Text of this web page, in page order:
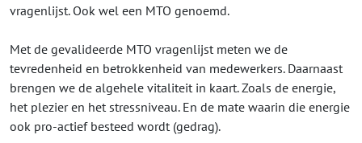
vragenlijst. Ook wel een MTO genoemd.
Met de gevalideerde MTO vragenlijst meten we de
tevredenheid en betrokkenheid van medewerkers. Daarnaast
brengen we de algehele vitaliteit in kaart. Zoals de energie,
het plezier en het stressniveau. En de mate waarin die energie
ook pro-actief besteed wordt (gedrag).